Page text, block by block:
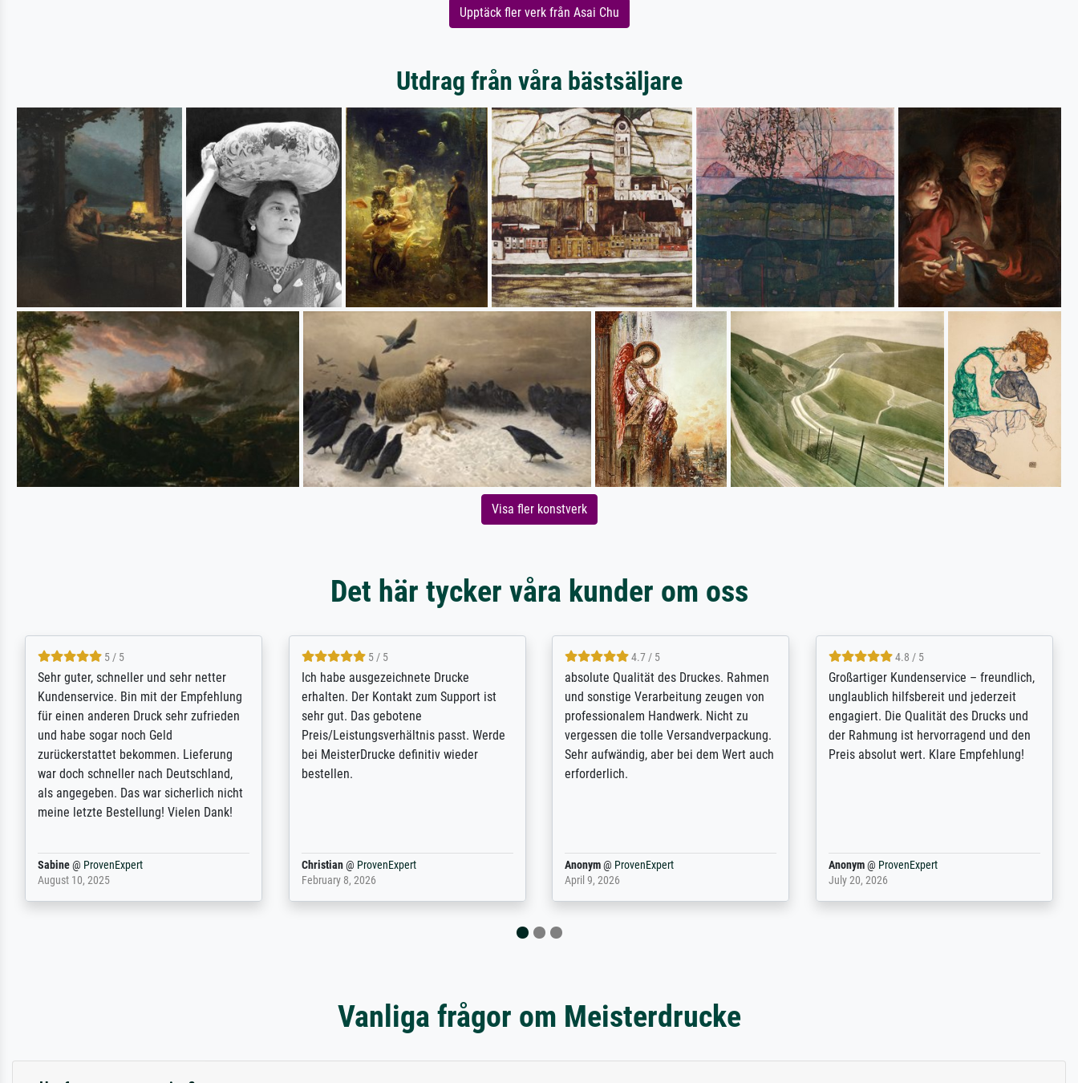
Upptäck fler verk från Asai Chu
Utdrag från våra bästsäljare
Visa fler konstverk
Det här tycker våra kunder om oss
4.4 / 5
Das Ergebnis sieht hervorragend aus.
Der telefonische Service hat mir
geholfen, ein paar Fragen schnell zu
klären. Rundum ist Meisterdrucke sehr
zu empfehlen. Zukünftig werde ich
bestimmt wieder darauf zurückkommen.
Bojan@ProvenExpert
November 9, 2025
5 / 5
I search the Internet and found to my
luck Meistedrucke. Excellent in all
matters - in kommunikation, service,
product and delivery, we are delighted,
thank you so much!
Margrethe@ProvenExpert
December 2, 2025
4.8 / 5
Ich bin mit meinen bestellten Bildern bei
Meisterdrucke überaus zufrieden. Eine
solche Qualität habe ich bis jetzt noch
nirgends gefunden. Jedes erhaltene Bild
macht Lust auf mehr...
Magnus@ ProvenExpert
December 12, 2025
5 / 5
Vor allem hat mich die Qualität des
Drucks begeistert! Dass man die
Möglichkeit zur Rahmenauswahl hat und
die Art der Hängung selbst bestimmen
kann hat find ich positiv.
Harald@ProvenExpert
April 9, 2025
Vanliga frågor om Meisterdrucke